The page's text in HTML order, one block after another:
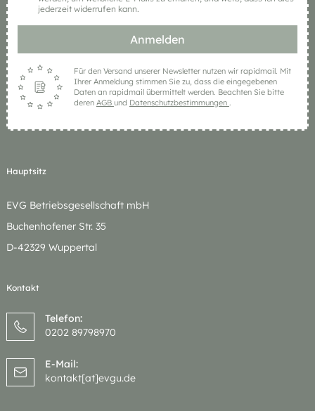
Hauptsitz
EVG Betriebsgesellschaft mbH
Buchenhofener Str. 35
D-42329 Wuppertal
Kontakt
Telefon:
0202 89798970
E-Mail:
kontakt[at]evgu.de
jederzeit widerrufen kann.
Anmelden
Für den Versand unserer Newsletter nutzen wir rapidmail. Mit
Ihrer Anmeldung stimmen Sie zu, dass die eingegebenen
Daten an rapidmail übermittelt werden. Beachten Sie bitte
deren AGB und Datenschutzbestimmungen .